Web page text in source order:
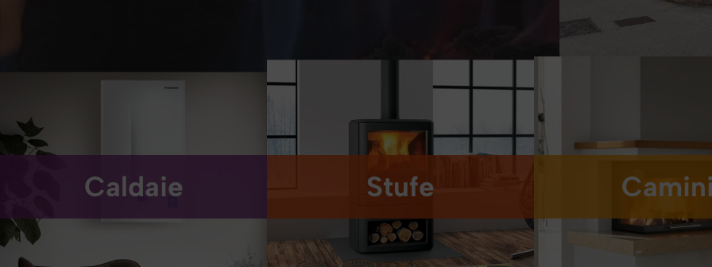
Caldaie
Soluzioni per il Riscaldamento e
l’Acqua Calda
Caldaie a Biomassa
Stufe
Calore Naturale ed Ecologico
Stufe a pellet
Camini
Camini: Eleganza, Calore
Camini a Pellet